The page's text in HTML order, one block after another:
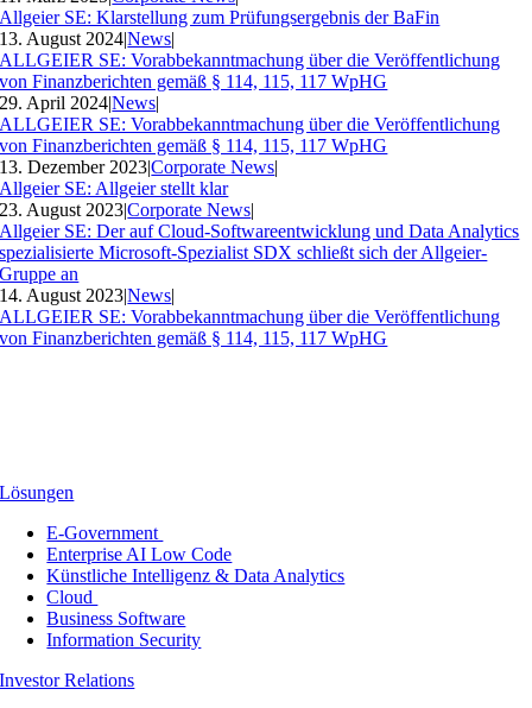
Allgeier SE: Klarstellung zum Prüfungsergebnis der BaFin
13. August 2024|News|
ALLGEIER SE: Vorabbekanntmachung über die Veröffentlichung
von Finanzberichten gemäß § 114, 115, 117 WpHG
29. April 2024|News|
ALLGEIER SE: Vorabbekanntmachung über die Veröffentlichung
von Finanzberichten gemäß § 114, 115, 117 WpHG
13. Dezember 2023|Corporate News|
Allgeier SE: Allgeier stellt klar
23. August 2023|Corporate News|
Allgeier SE: Der auf Cloud-Softwareentwicklung und Data Analytics
spezialisierte Microsoft-Spezialist SDX schließt sich der Allgeier-
Gruppe an
14. August 2023|News|
ALLGEIER SE: Vorabbekanntmachung über die Veröffentlichung
von Finanzberichten gemäß § 114, 115, 117 WpHG
Lösungen
E-Government
Enterprise AI Low Code
Künstliche Intelligenz & Data Analytics
Cloud
Business Software
Information Security
Investor Relations